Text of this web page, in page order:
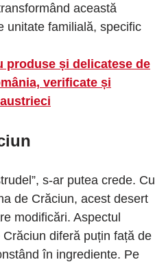
această
unitate familială, specific
produse și delicatese de
verificate și
s-ar putea crede. Cu
de Crăciun, acest desert
modificări. Aspectul
diferă puțin față de
în ingrediente. Pe